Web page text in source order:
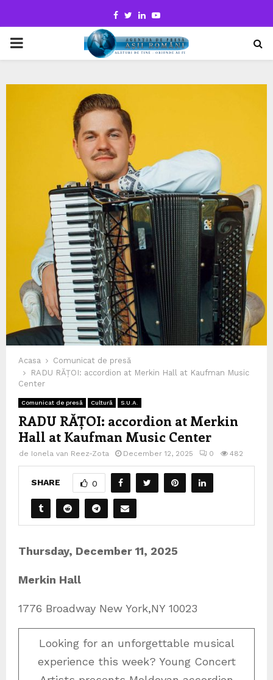
Facebook
TwitterLinkedinYoutube
PRIMARY
Acasa
Comunicat de presă
RADU RĂȚOI: accordion at Merkin Hall at Kaufman Music
Center
Comunicat de presă Cultură S.U.A.
RADU RĂȚOI: accordion at Merkin
Hall at Kaufman Music Center
de Ionela van Reez-Zota December 12, 2025 0 482
SHARE 0
Thursday, December 11, 2025
Merkin Hall
1776 Broadway New York,NY 10023
Looking for an unforgettable musical
experience this week? Young Concert